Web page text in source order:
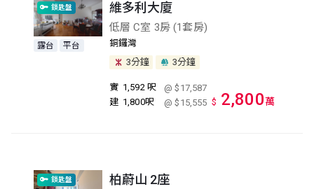
鎖匙盤
露台 平台
維多利大廈
低層 C室 3房 (1套房)
銅鑼灣
3分鐘
3分鐘
實 1,592 呎
@ $17,587
建 1,800呎 @ $15,555 $ 2,800萬
鎖匙盤 柏蔚山 2座